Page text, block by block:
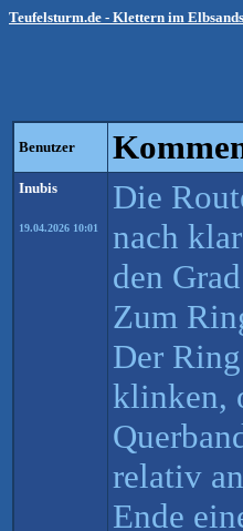
Teufelsturm.de - Klettern im
Benutzer
Inubis
19.04.2026 10:01
Die
nach
den
Zum
Der
klinken,
relativ
Ende